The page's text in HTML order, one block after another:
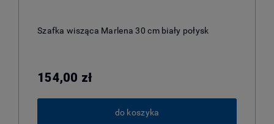
Szafka wisząca Marlena 30 cm biały połysk
154,00 zł
do koszyka